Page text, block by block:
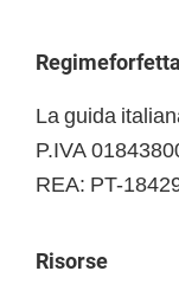
Footer
La guida
P.IVA
REA: PT-
Risorse